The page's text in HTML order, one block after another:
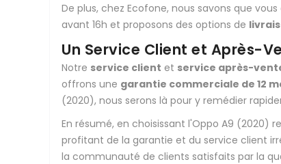
De plus, chez Ecofone, nous savons que
avant 16h et proposons des options de
Un Service Client et Après-
Notre service client et service après-
offrons une garantie commerciale de 12
(2020), nous serons là pour y remédier
En résumé, en choisissant l'Oppo A9
profitant de la garantie et du service client
la communauté de clients satisfaits par la